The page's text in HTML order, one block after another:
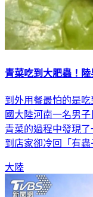
青菜吃到大肥蟲！
到外用餐最怕的是
國大陸河南一名男
青菜的過程中發現
到店家卻冷回「有
大陸